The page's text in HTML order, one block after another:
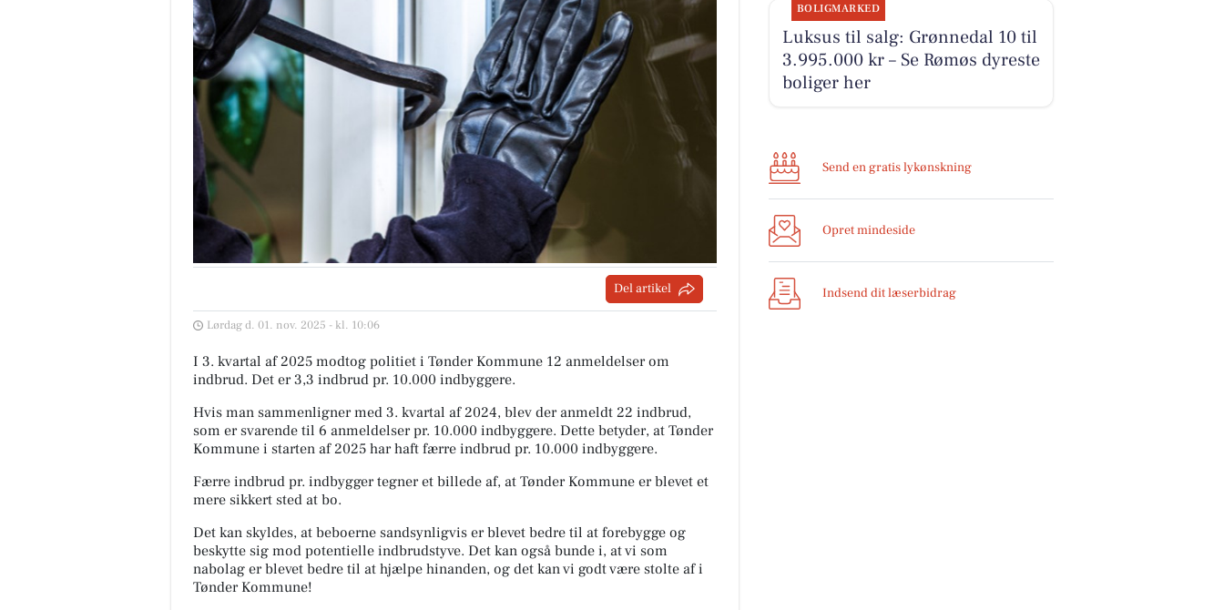
Del artikel
Lørdag d. 01. nov. 2025 - kl. 10:06
I 3. kvartal af 2025 modtog politiet i Tønder Kommune 12 anmeldelser om
indbrud. Det er 3,3 indbrud pr. 10.000 indbyggere.
Hvis man sammenligner med 3. kvartal af 2024, blev der anmeldt 22 indbrud,
som er svarende til 6 anmeldelser pr. 10.000 indbyggere. Dette betyder, at Tønder
Kommune i starten af 2025 har haft færre indbrud pr. 10.000 indbyggere.
Færre indbrud pr. indbygger tegner et billede af, at Tønder Kommune er blevet et
mere sikkert sted at bo.
Det kan skyldes, at beboerne sandsynligvis er blevet bedre til at forebygge og
beskytte sig mod potentielle indbrudstyve. Det kan også bunde i, at vi som
nabolag er blevet bedre til at hjælpe hinanden, og det kan vi godt være stolte af i
Tønder Kommune!
BOLIGMARKED
Luksus til salg: Grønnedal 10 til
3.995.000 kr – Se Rømøs dyreste
boliger her
Send en gratis lykønskning
Opret mindeside
Indsend dit læserbidrag